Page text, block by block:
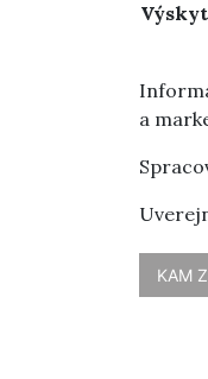
a
KAM